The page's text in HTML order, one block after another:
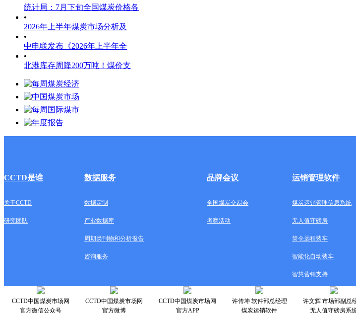
统计局：7月下旬全国煤炭价格各
•
2026年上半年煤炭市场分析及
•
中电联发布《2026年上半年全
•
北港库存周降200万吨！煤价支
CCTD是谁 数据服务 品牌会议 运销管理软件
关于CCTD 数据定制 全国煤炭交易会 煤炭运销管理信息系统
研究团队 产业数据库 考察活动 无人值守磅房
周期类刊物和分析报告 筒仓远程装车
咨询服务 智能化自动装车
智慧营销支持
CCTD中国煤炭市场网
官方微信公众号
CCTD中国煤炭市场网
官方微博
CCTD中国煤炭市场网
官方APP
许传坤 软件部总经理
煤炭运销软件
许文辉 市场部副总
无人值守磅房系